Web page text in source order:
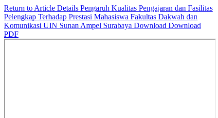
Return to Article Details Pengaruh Kualitas Pengajaran dan Fasilitas
Pelengkap Terhadap Prestasi Mahasiswa Fakultas Dakwah dan
Komunikasi UIN Sunan Ampel Surabaya Download Download
PDF